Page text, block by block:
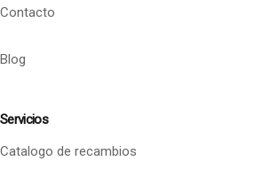
Contacto
Blog
Servicios
Catalogo de recambios